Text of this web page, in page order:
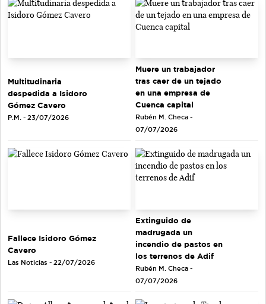
Multitudinaria
despedida a Isidoro
Gómez Cavero
P.M. - 23/07/2026
Muere un trabajador
tras caer de un tejado
en una empresa de
Cuenca capital
Rubén M. Checa -
07/07/2026
Fallece Isidoro Gómez
Cavero
Las Noticias - 22/07/2026
Extinguido de
madrugada un
incendio de pastos en
los terrenos de Adif
Rubén M. Checa -
07/07/2026